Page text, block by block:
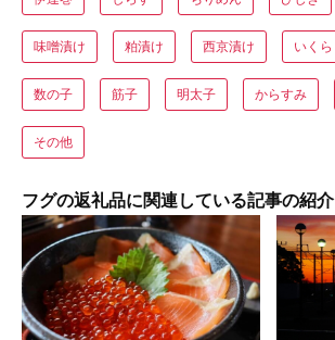
味噌漬け 粕漬け 西京漬け いくら
数の子 筋子 明太子 からすみ
その他
フグの返礼品に関連している記事の紹介